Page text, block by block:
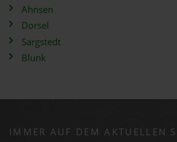
Ahnsen
Dorsel
Sargstedt
Blunk
IMMER AUF DEM AKTUELLEN